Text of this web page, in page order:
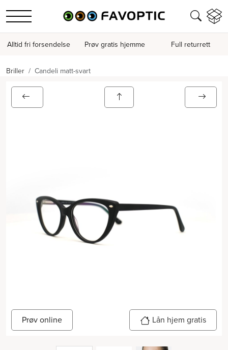
Alltid fri forsendelse Prøv gratis hjemme Full returrett
Briller Candeli matt-svart
Prøv online Lån hjem gratis